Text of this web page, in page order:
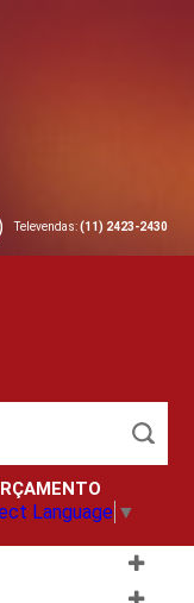
Televendas:(11) 2423-2430
Language ▼